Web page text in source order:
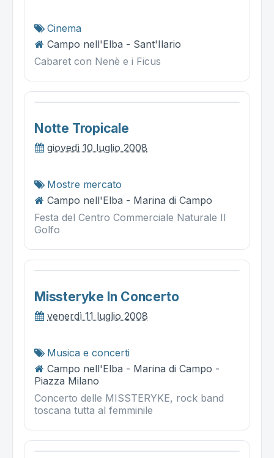
Cinema
Campo nell'Elba - Sant'Ilario
Cabaret con Nenè e i Ficus
Notte Tropicale
giovedì 10 luglio 2008
Mostre mercato
Campo nell'Elba - Marina di Campo
Festa del Centro Commerciale Naturale Il
Golfo
Missteryke In Concerto
venerdì 11 luglio 2008
Musica e concerti
Campo nell'Elba - Marina di Campo -
Piazza Milano
Concerto delle MISSTERYKE, rock band
toscana tutta al femminile